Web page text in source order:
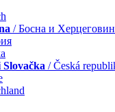
/ Босна и
/ Česká